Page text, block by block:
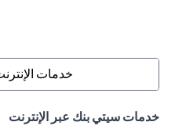
خدمات
خدمات سيتي بنك عبر الإنترنت